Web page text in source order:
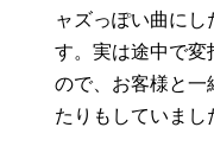
ャズっぽい曲に
す。実は途中で変
ので、お客様と一
たりもしていまし